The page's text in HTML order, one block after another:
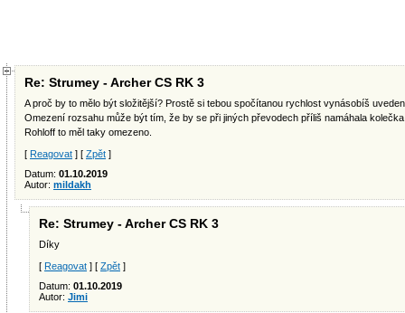
Re: Strumey - Archer CS RK 3
A proč by to mělo být složitější? Prostě si tebou spočítanou rychlost vynásobíš
Omezení rozsahu může být tím, že by se při jiných převodech příliš namáhala
Rohloff to měl taky omezeno.
[ Reagovat ] [ Zpět ]
Datum: 01.10.2019
Autor: mildakh
Re: Strumey - Archer CS RK 3
Díky
[ Reagovat ] [ Zpět ]
Datum: 01.10.2019
Autor: Jimi